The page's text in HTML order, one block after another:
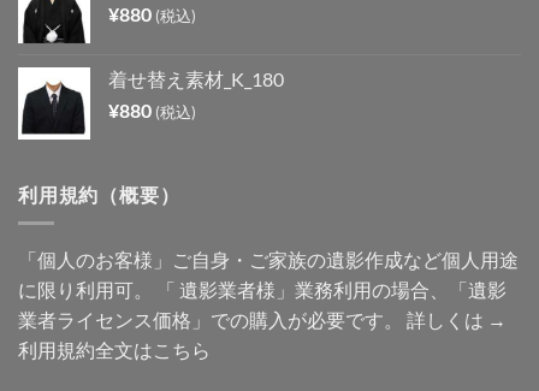
¥880 (税込)
着せ替え素材_K_180
¥880 (税込)
利用規約（概要）
「個人のお客様」ご自身・ご家族の遺影作成など個人用途
に限り利用可。 「 遺影業者様」業務利用の場合、「遺影
業者ライセンス価格」での購入が必要です。 詳しくは →
利用規約全文はこちら